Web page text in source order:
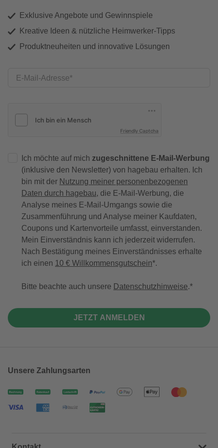
Exklusive Angebote und Gewinnspiele
Kreative Ideen & nützliche Heimwerker-Tipps
Produktneuheiten und innovative Lösungen
E-Mail-Adresse
Friendly Captcha
Ich möchte auf mich zugeschnittene E-Mail-Werbung
(inklusive den Newsletter) von hagebau erhalten. Ich
bin mit der Nutzung meiner personenbezogenen
Daten durch hagebau, die E-Mail-Werbung, die
Analyse meines E-Mail-Umgangs sowie die
Zusammenführung und Analyse meiner Kaufdaten,
Coupons und Kartenvorteile umfasst, einverstanden.
Mein Einverständnis kann ich jederzeit widerrufen.
Nach Bestätigung meines Einverständnisses erhalte
ich einen 10 € Willkommensgutschein*.
Bitte beachte auch unsere Datenschutzhinweise.
JETZT ANMELDEN
Unsere Zahlungsarten